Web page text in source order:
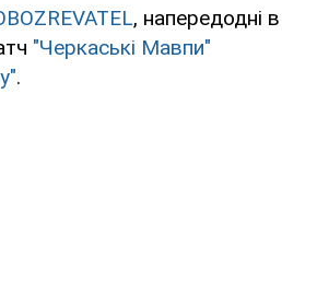
, напередодні в
"Черкаські Мавпи"
.